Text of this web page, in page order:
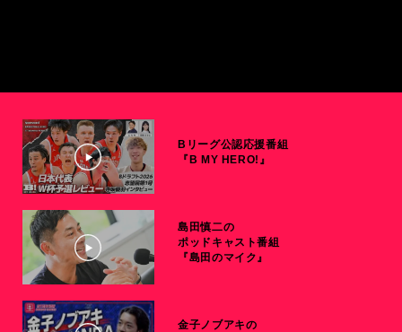
Bリーグ公認応援番組
『B MY HERO!』
島田慎二の
ポッドキャスト番組
『島田のマイク』
金子ノブアキの